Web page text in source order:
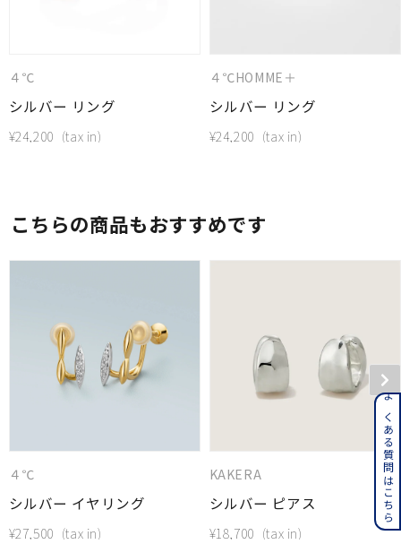
４℃
シルバー リング
¥24,200
４℃HOMME＋
シルバー リング
¥24,200
こちらの商品もおすすめです
４℃
シルバー イヤリング
¥27,500
KAKERA
シルバー ピアス
¥18,700
よくある質問はこちら